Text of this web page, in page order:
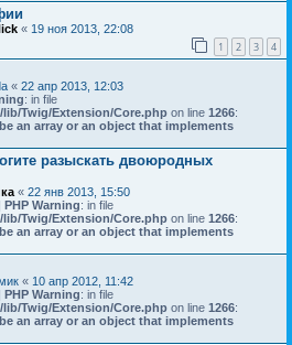
« 19 ноя 2013, 22:08
1 2 3 4
« 22 апр 2013, 12:03
: in file
Twig/Extension/Core.php on line 1266:
an array or an object that implements
разыскать двоюродных
« 22 янв 2013, 15:50
Warning: in file
Twig/Extension/Core.php on line 1266:
an array or an object that implements
« 10 апр 2012, 11:42
Warning: in file
Twig/Extension/Core.php on line 1266:
an array or an object that implements